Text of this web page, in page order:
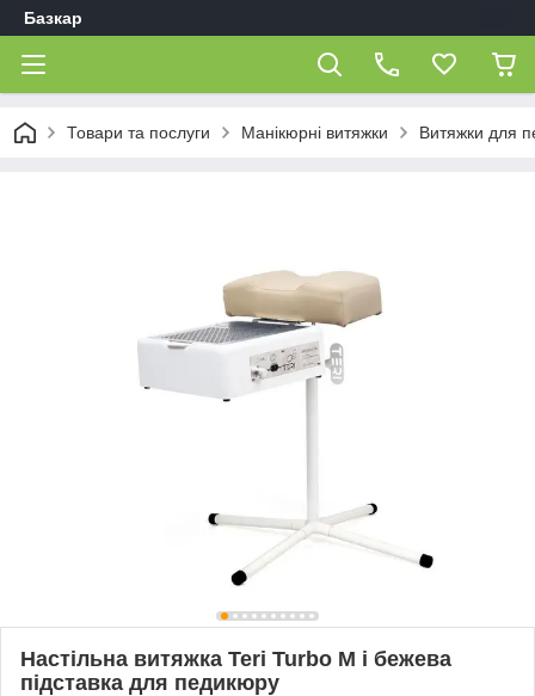
Базкар
Товари та послуги Манікюрні витяжки Витяжки для
Настільна витяжка Teri Turbo M і бежева
підставка для педикюру